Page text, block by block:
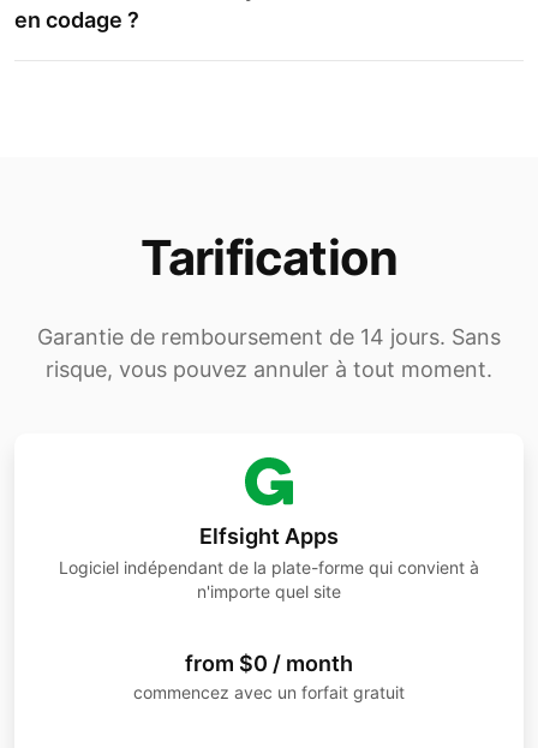
en codage ?
Tarification
Garantie de remboursement de 14 jours. Sans
risque, vous pouvez annuler à tout moment.
Elfsight Apps
Logiciel indépendant de la plate-forme qui convient à
n'importe quel site
from $0 / month
commencez avec un forfait gratuit